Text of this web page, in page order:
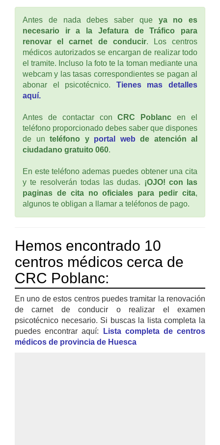
Antes de nada debes saber que ya no es
necesario ir a la Jefatura de Tráfico para
renovar el carnet de conducir. Los centros
médicos autorizados se encargan de realizar todo
el tramite. Incluso la foto te la toman mediante una
webcam y las tasas correspondientes se pagan al
abonar el psicotécnico. Tienes mas detalles
aquí.
Antes de contactar conCRC Poblanc en el
teléfono proporcionado debes saber que dispones
de un teléfono y portal web de atención al
ciudadano gratuito 060.
En este teléfono ademas puedes obtener una cita
y te resolverán todas las dudas. ¡OJO! con las
paginas de cita no oficiales para pedir cita,
algunos te obligan a llamar a teléfonos de pago.
Hemos encontrado 10
centros médicos cerca de
CRC Poblanc:
En uno de estos centros puedes tramitar la renovación
de carnet de conducir o realizar el examen
psicotécnico necesario. Si buscas la lista completa la
puedes encontrar aquí:
Lista completa de centros
médicos de provincia de Huesca